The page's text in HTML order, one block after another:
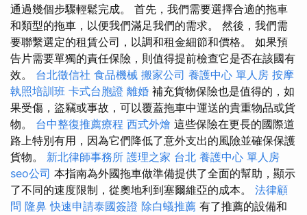
通過幾個步驟輕鬆完成。 首先，我們需要選擇合適的拖車
和類型的拖車，以便我們滿足我們的需求。 然後，我們需
要聯繫選定的租賃公司，以調和租金細節和價格。 如果預
告片需要單獨的責任保險，則值得提前檢查它是否在該國有
效。 台北徵信社 食品機械 搬家公司 養護中心 單人房 按摩
執照培訓班 卡式台胞證 離婚 補充貨物保險也是值得的，如
果受傷，盜竊或事故，可以覆蓋拖車中運送的貴重物品或貨
物。 台中整復推薦療程 西式外燴 這些保險在更長的國際道
路上特別有用，因為它們降低了意外支出的風險並確保保護
貨物。 新北律師事務所 護理之家 台北 養護中心 單人房
seo公司 本指南為外國拖車做準備提供了全面的幫助，顯示
了不同的速度限制，從奧地利到塞爾維亞的成本。 法律顧
問 隆鼻 快速申請泰國簽證 除白蟻推薦 有了推薦的設備和